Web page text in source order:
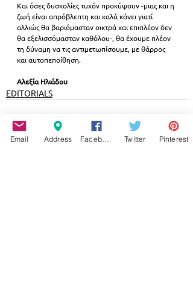
Και όσες δυσκολίες τυχόν προκύψουν -μιας και η
ζωή είναι απρόβλεπτη και καλά κάνει γιατί
αλλιώς θα βαριόμασταν οικτρά και επιπλέον δεν
θα εξελισσόμασταν καθόλου-, θα έχουμε πλέον
τη δύναμη να τις αντιμετωπίσουμε, με θάρρος
και αυτοπεποίθηση.
Αλεξία Ηλιάδου
EDITORIALS
Email Address Twitter Pinterest